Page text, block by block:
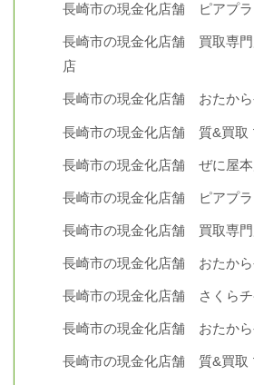
長崎市の現金化店舗 ピアプ
長崎市の現金化店舗 買取専
店
長崎市の現金化店舗 おたか
長崎市の現金化店舗 質&買取
長崎市の現金化店舗 ぜに屋
長崎市の現金化店舗 ピアプ
長崎市の現金化店舗 買取専
長崎市の現金化店舗 おたか
長崎市の現金化店舗 さくら
長崎市の現金化店舗 おたか
長崎市の現金化店舗 質&買取